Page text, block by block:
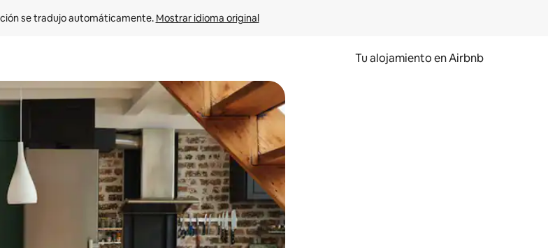
se tradujo automáticamente. Mostrar idioma original
Tu alojamiento en Airbnb